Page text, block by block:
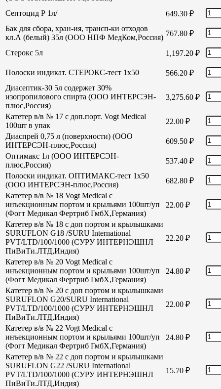
Септоцид Р 1л/
649.30 ₽
Бак для сбора, хран-ия, трансп-ки отходов
кл.А (белый) 35л (ООО НПФ МедКом,Россия) 767.80 ₽
Стерокс 5л 1,197.20 ₽
Полоски индикат. СТЕРОКС-тест 1х50 566.20 ₽
Диасептик-30 5л содержет 30%
изопропилового спирта (ООО ИНТЕРСЭН-
плюс,Россия)
3,275.60 ₽
Катетер в/в № 17 с доп.порт. Vogt Medical
100шт в упак
22.00 ₽
Диаспрей 0,75 л (поверхности) (ООО
ИНТЕРСЭН-плюс,Россия)
609.50 ₽
Оптимакс 1л (ООО ИНТЕРСЭН-
плюс,Россия)
537.40 ₽
Полоски индикат. ОПТИМАКС-тест 1х50
(ООО ИНТЕРСЭН-плюс,Россия)
682.80 ₽
Катетер в/в № 18 Vogt Medical с
инъекционным портом и крыльями 100шт/уп
(Фогт Медикал Фертриб ГмбХ,Германия)
22.00 ₽
Катетер в/в № 18 с доп портом и крылышками
SURUFLON G18 /SURU International
PVT/LTD/100/1000 (СУРУ ИНТЕРНЭШНЛ
ПиВиТи.ЛТД,Индия)
22.20 ₽
Катетер в/в № 20 Vogt Medical с
инъекционным портом и крыльями 100шт/уп
(Фогт Медикал Фертриб ГмбХ,Германия)
24.80 ₽
Катетер в/в № 20 с доп портом и крылышками
SURUFLON G20/SURU International
PVT/LTD/100/1000 (СУРУ ИНТЕРНЭШНЛ
ПиВиТи.ЛТД,Индия)
22.00 ₽
Катетер в/в № 22 Vogt Medical с
инъекционным портом и крыльями 100шт/уп
(Фогт Медикал Фертриб ГмбХ,Германия)
24.80 ₽
Катетер в/в № 22 с доп портом и крылышками
SURUFLON G22 /SURU International
PVT/LTD/100/1000 (СУРУ ИНТЕРНЭШНЛ
ПиВиТи.ЛТД,Индия)
15.70 ₽